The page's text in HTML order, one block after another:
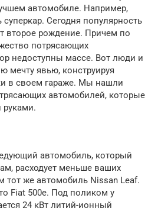
автомобиле. Например,
Сегодня популярность
второе рождение. Причем по
потрясающих
недоступны массе. Вот люди и
мечту явью, конструируя
в своем гараже. Мы нашли
автомобилей, которые
автомобиль, который
расходует меньше ваших
тот же автомобиль Nissan Leaf.
Fiat 500е. Под поликом у
24 кВт литий-ионный